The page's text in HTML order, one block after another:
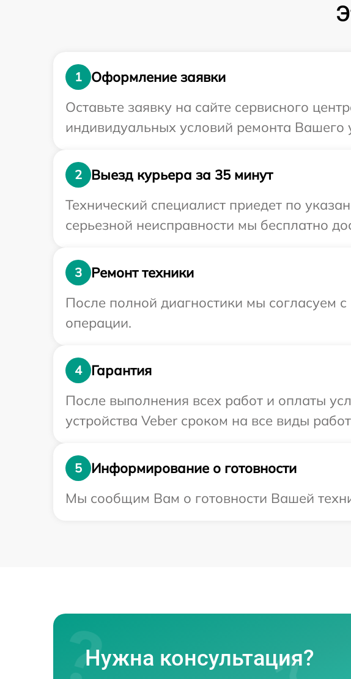
1
Оформление заявки
Оставьте заявку на сайте сервисного
индивидуальных условий ремонта Вашего
2
Выезд курьера за 35 минут
Технический специалист приедет по
серьезной неисправности мы бесплатно
3
Ремонт техники
После полной диагностики мы согласуем
операции.
4
Гарантия
После выполнения всех работ и оплаты
устройства Veber сроком на все виды
5
Информирование о готовности
Мы сообщим Вам о готовности Вашей
Нужна консультация?